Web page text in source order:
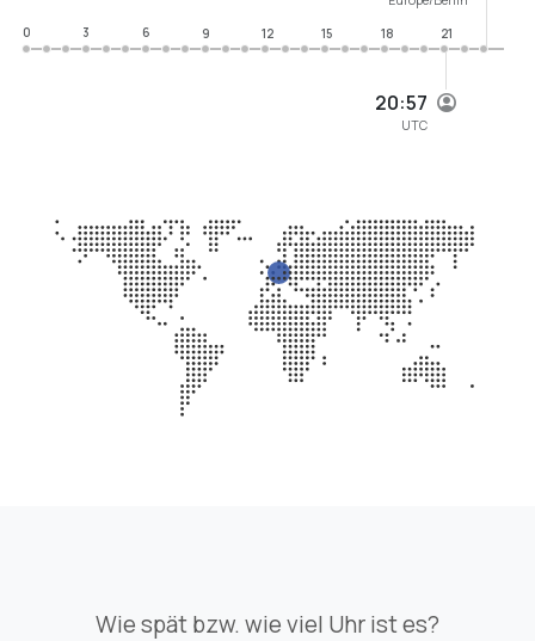
20:57
UTC
0
3 6 9 12 15 18 21
Wie spät bzw. wie viel Uhr ist es?